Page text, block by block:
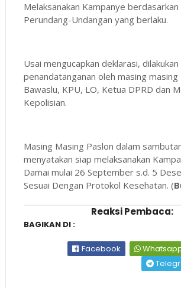
​Melaksanakan Kampanye
Perundang-Undangan yang berlaku.
Usai mengucapkan deklarasi, dilakukan
penandatanganan oleh masing masing
Bawaslu, KPU, LO, Ketua DPRD dan
Kepolisian.
Masing Masing Paslon dalam
menyatakan siap melaksanakan
Damai mulai 26 September s.d. 5
Sesuai Dengan Protokol Kesehatan. (
Reaksi Pembaca:
BAGIKAN DI :
Facebook